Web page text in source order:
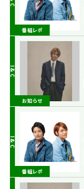
番組レポ
お知らせ
番組レポ